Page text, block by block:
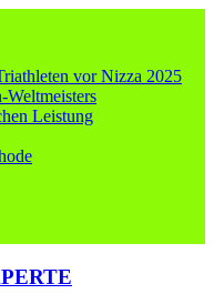
vor Nizza 2025
Weltmeisters
Leistung